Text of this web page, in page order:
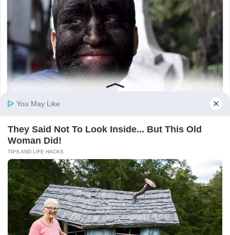
ĐƯỢC YÊU THÍCH
Luộc rau nên mở vung hay đậy vung
mới đúng? Hóa ra tất cả chúng ta đều
làm sai hết